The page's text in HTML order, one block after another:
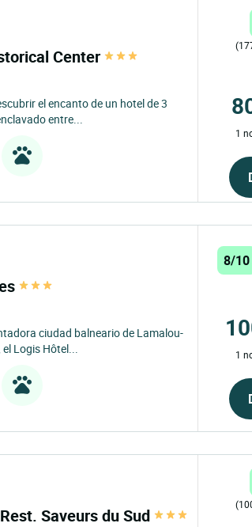
Center
el encanto de un hotel de 3
entre...
1
ciudad balneario de Lamalou-
el Logis Hôtel...
8/10
1
Saveurs du Sud